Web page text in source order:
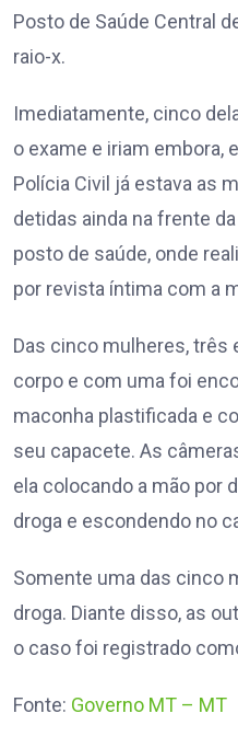
Posto de Saúde Central
raio-x.
Imediatamente, cinco
o exame e iriam embora,
Polícia Civil já estava as
detidas ainda na frente
posto de saúde, onde
por revista íntima com a
Das cinco mulheres, três
corpo e com uma foi
maconha plastificada e
seu capacete. As
ela colocando a mão por
droga e escondendo no
Somente uma das cinco
droga. Diante disso, as
o caso foi registrado
Fonte: Governo MT – MT